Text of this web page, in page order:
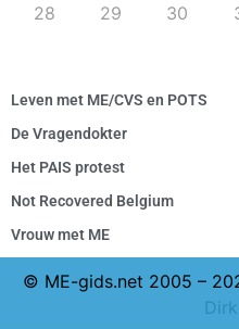
28 29 30
Leven met ME/CVS en POTS
De Vragendokter
Het PAIS protest
Not Recovered Belgium
Vrouw met ME
© ME-gids.net 2005 –